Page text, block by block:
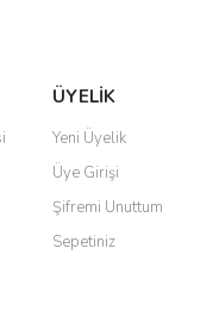
ÜYELİK
Yeni Üyelik
Üye Girişi
Şifremi Unuttum
Sepetiniz